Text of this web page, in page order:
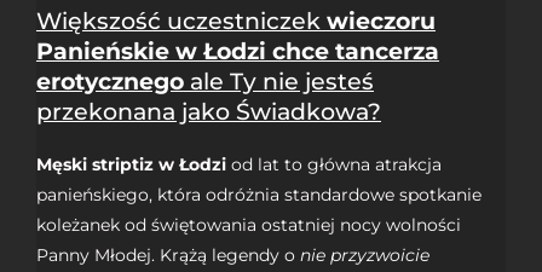
Większość uczestniczek wieczoru
Panieńskie w Łodzi chce tancerza
erotycznegoale Ty nie jesteś
przekonana jako Świadkowa?
Męski striptiz w Łodziod lat to główna atrakcja
panieńskiego, która odróżnia standardowe spotkanie
koleżanek od świętowania ostatniej nocy wolności
Panny Młodej. Krążą legendy o nie przyzwoicie